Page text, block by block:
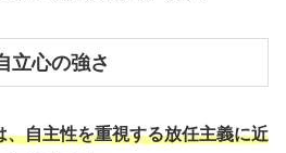
立心の強さ
、自主性を重視する放任主義に近